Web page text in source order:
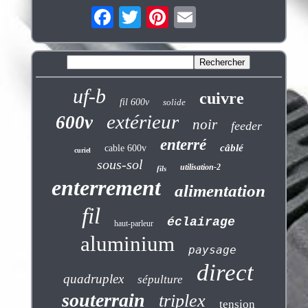
uf-b fil 600v solide cuivre
600v extérieur noir feeder
curiel cable 600v enterré câblé
sous-sol fils utilisation-2
enterrement alimentation
fil haut-parleur éclairage
aluminium paysage
quadruplex sépulture direct
souterrain triplex tension